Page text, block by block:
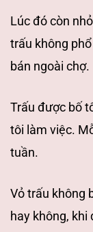
Lúc đó còn
trấu không
bán ngoài chợ.
Trấu được bố
tôi làm việc.
tuần.
Vỏ trấu không
hay không, khi